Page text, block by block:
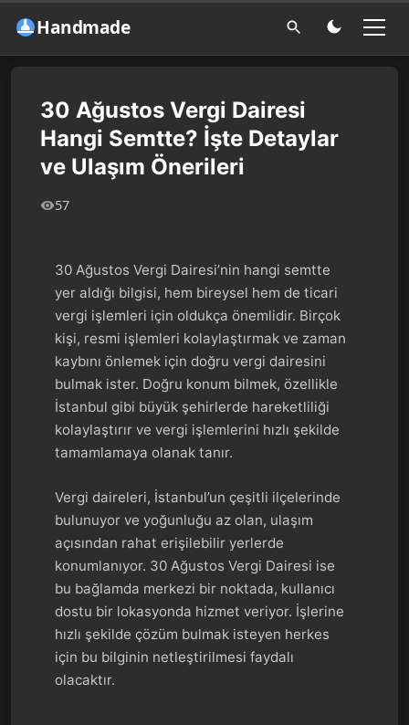
Handmade
30 Ağustos Vergi Dairesi
Hangi Semtte? İşte Detaylar
ve Ulaşım Önerileri
57
30 Ağustos Vergi Dairesi’nin hangi semtte
yer aldığı bilgisi, hem bireysel hem de ticari
vergi işlemleri için oldukça önemlidir. Birçok
kişi, resmi işlemleri kolaylaştırmak ve zaman
kaybını önlemek için doğru vergi dairesini
bulmak ister. Doğru konum bilmek, özellikle
İstanbul gibi büyük şehirlerde hareketliliği
kolaylaştırır ve vergi işlemlerini hızlı şekilde
tamamlamaya olanak tanır.
Vergi daireleri, İstanbul’un çeşitli ilçelerinde
bulunuyor ve yoğunluğu az olan, ulaşım
açısından rahat erişilebilir yerlerde
konumlanıyor. 30 Ağustos Vergi Dairesi ise
bu bağlamda merkezi bir noktada, kullanıcı
dostu bir lokasyonda hizmet veriyor. İşlerine
hızlı şekilde çözüm bulmak isteyen herkes
için bu bilginin netleştirilmesi faydalı
olacaktır.